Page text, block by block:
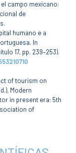
campo mexicano:
de
humano e a
In
17, pp. 239–253).
of tourism on
Modern
in present era: 5th
of